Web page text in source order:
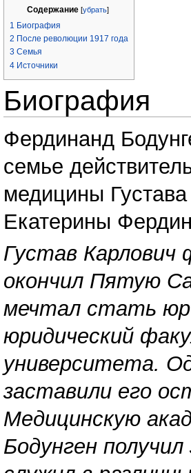
Содержание [убрать]
1 Биография
2 После революции 1917 года
3 Семья
4 Источники
Биография
Фердинанд
семье
медицины
Екатерины
Густав Карлович
окончил Пятую
мечтал стать
юридический
университета.
заставили его
Медицинскую
Бодунген